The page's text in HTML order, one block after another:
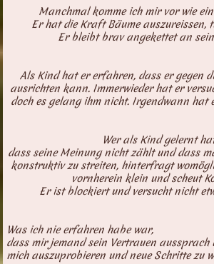
Manchmal komme ich mir vor wie
Er hat die Kraft Bäume auszureissen,
Er bleibt brav angekettet an
Als Kind hat er erfahren, dass er gegen
ausrichten kann. Immerwieder hat er
doch es gelang ihm nicht. Irgendwann hat
Wer als Kind gelernt
dass seine Meinung nicht zählt und dass
konstruktiv zu streiten, hinterfragt
vornherein klein und scheut
Er ist blockiert und versucht nicht
Was ich nie erfahren habe war,
dass mir jemand sein Vertrauen aussprach
mich auszuprobieren und neue Schritte zu